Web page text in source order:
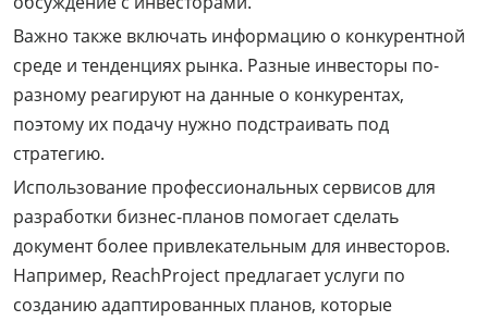
Важно также включать информацию о конкурентной
среде и тенденциях рынка. Разные инвесторы по-
разному реагируют на данные о конкурентах,
поэтому их подачу нужно подстраивать под
стратегию.
Использование профессиональных сервисов для
разработки бизнес-планов помогает сделать
документ более привлекательным для инвесторов.
Например, ReachProject предлагает услуги по
созданию адаптированных планов, которые